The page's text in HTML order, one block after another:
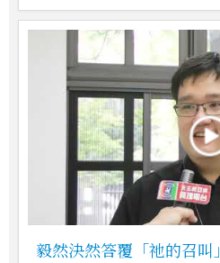
毅然決然答覆「祂的召叫」